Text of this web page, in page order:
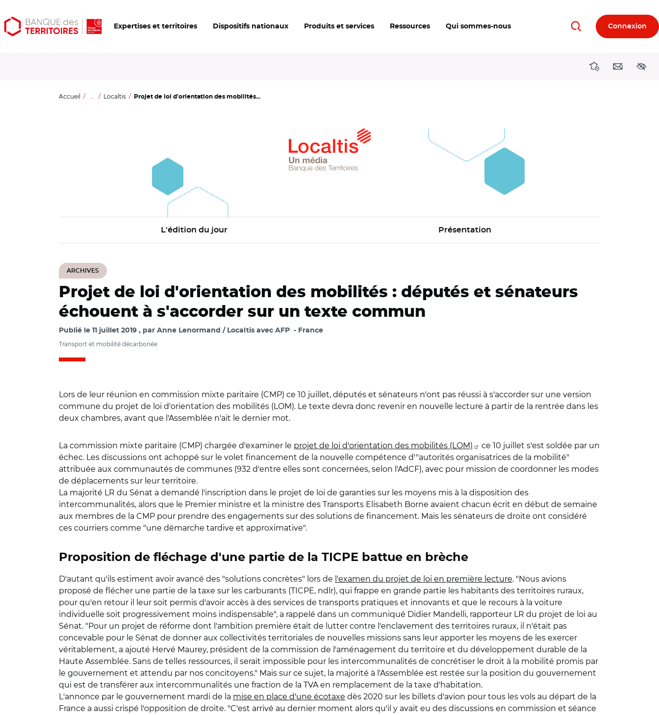
Aller
au
Aller
au
Ouvrir
les
Expertises et territoires Dispositifs nationaux Produits et services Ressources Qui sommes-nous RechercherConnexion
DirectionsContact
Accueil ... Localtis Projet de loi d'orientation des mobilités...
L'édition du jour Présentation
ARCHIVES
Projet de loi d'orientation des mobilités : députés et sénateurs
échouent à s'accorder sur un texte commun
Publié le 11 juillet 2019 par Anne Lenormand / Localtis avec AFP France
Transport et mobilité décarbonée
Lors de leur réunion en commission mixte paritaire (CMP) ce 10 juillet, députés et sénateurs n'ont pas réussi à s'accorder sur une version
commune du projet de loi d'orientation des mobilités (LOM). Le texte devra donc revenir en nouvelle lecture à partir de la rentrée dans les
deux chambres, avant que l'Assemblée n'ait le dernier mot.
La commission mixte paritaire (CMP) chargée d'examiner le projet de loi d'orientation des mobilités (LOM)
ce 10 juillet s'est soldée par un
échec. Les discussions ont achoppé sur le volet financement de la nouvelle compétence d'"autorités organisatrices de la mobilité"
attribuée aux communautés de communes (932 d'entre elles sont concernées, selon l'AdCF), avec pour mission de coordonner les modes
de déplacements sur leur territoire.
La majorité LR du Sénat a demandé l'inscription dans le projet de loi de garanties sur les moyens mis à la disposition des
intercommunalités, alors que le Premier ministre et la ministre des Transports Elisabeth Borne avaient chacun écrit en début de semaine
aux membres de la CMP pour prendre des engagements sur des solutions de financement. Mais les sénateurs de droite ont considéré
ces courriers comme "une démarche tardive et approximative".
Proposition de fléchage d'une partie de la TICPE battue en brèche
D'autant qu'ils estiment avoir avancé des "solutions concrètes" lors de l'examen du projet de loi en première lecture. "Nous avions
proposé de flécher une partie de la taxe sur les carburants (TICPE, ndlr), qui frappe en grande partie les habitants des territoires ruraux,
pour qu'en retour il leur soit permis d'avoir accès à des services de transports pratiques et innovants et que le recours à la voiture
individuelle soit progressivement moins indispensable", a rappelé dans un communiqué Didier Mandelli, rapporteur LR du projet de loi au
Sénat. "Pour un projet de réforme dont l'ambition première était de lutter contre l'enclavement des territoires ruraux, il n'était pas
concevable pour le Sénat de donner aux collectivités territoriales de nouvelles missions sans leur apporter les moyens de les exercer
véritablement, a ajouté Hervé Maurey, président de la commission de l'aménagement du territoire et du développement durable de la
Haute Assemblée. Sans de telles ressources, il serait impossible pour les intercommunalités de concrétiser le droit à la mobilité promis par
le gouvernement et attendu par nos concitoyens." Mais sur ce sujet, la majorité à l'Assemblée est restée sur la position du gouvernement
qui est de transférer aux intercommunalités une fraction de la TVA en remplacement de la taxe d'habitation.
L'annonce par le gouvernement mardi de la mise en place d'une écotaxe dès 2020 sur les billets d'avion pour tous les vols au départ de la
France a aussi crispé l'opposition de droite. "C'est arrivé au dernier moment alors qu'il y avait eu des discussions en commission et séance